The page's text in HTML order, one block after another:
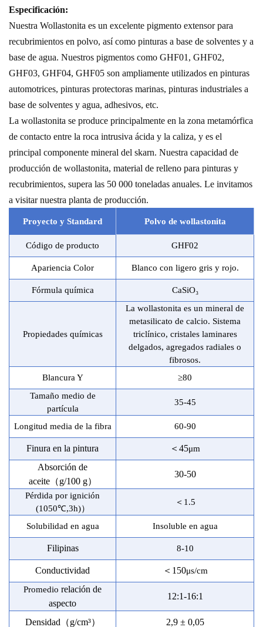
Especificación:
Nuestra Wollastonita es un excelente pigmento extensor para
recubrimientos en polvo, así como pinturas a base de solventes y a
base de agua. Nuestros pigmentos como GHF01, GHF02,
GHF03, GHF04, GHF05 son ampliamente utilizados en pinturas
automotrices, pinturas protectoras marinas, pinturas industriales a
base de solventes y agua, adhesivos, etc.
La wollastonita se produce principalmente en la zona metamórfica
de contacto entre la roca intrusiva ácida y la caliza, y es el
principal componente mineral del skarn. Nuestra capacidad de
producción de wollastonita, material de relleno para pinturas y
recubrimientos, supera las 50 000 toneladas anuales. Le invitamos
a visitar nuestra planta de producción.
Proyecto y Standard Polvo de wollastonita
Código de producto GHF02
Apariencia Color Blanco con ligero gris y rojo.
Fórmula química CaSiO₃
Propiedades químicas
La wollastonita es un mineral de
metasilicato de calcio. Sistema
triclínico, cristales laminares
delgados, agregados radiales o
fibrosos.
Blancura Y
≥80
Tamaño medio de
partícula
35-45
Longitud media de la fibra 60-90
Finura en la pintura ＜ 45μm
Absorción de
aceite（g/100 g）
30-50
Pérdida por ignición
(1050℃,3h)）
＜ 1.5
Solubilidad en agua Insoluble en agua
Filipinas 8-10
Conductividad ＜ 150μs/cm
Promedio relación de
aspecto
12:1-16:1
Densidad （g/cm³） 2,9 ± 0,05